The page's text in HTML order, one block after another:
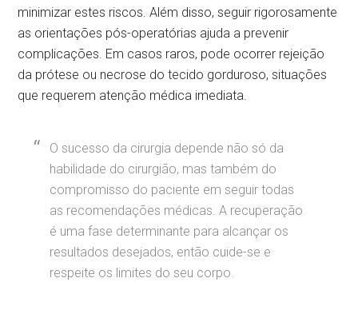
minimizar estes riscos. Além disso, seguir rigorosamente
as orientações pós-operatórias ajuda a prevenir
complicações. Em casos raros, pode ocorrer rejeição
da prótese ou necrose do tecido gorduroso, situações
que requerem atenção médica imediata.
O sucesso da cirurgia depende não só da
habilidade do cirurgião, mas também do
compromisso do paciente em seguir todas
as recomendações médicas. A recuperação
é uma fase determinante para alcançar os
resultados desejados, então cuide-se e
respeite os limites do seu corpo.